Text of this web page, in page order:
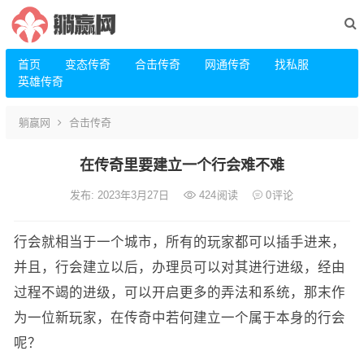
首页 变态传奇 合击传奇 网通传奇
找私服
英雄传奇
躺赢网 合击传奇
在传奇里要建立一个行会难不难
发布: 2023年3月27日 424阅读 0评论
行会就相当于一个城市，所有的玩家都可以插手进来，
并且，行会建立以后，办理员可以对其进行进级，经由
过程不竭的进级，可以开启更多的弄法和系统，那末作
为一位新玩家，在传奇中若何建立一个属于本身的行会
呢？